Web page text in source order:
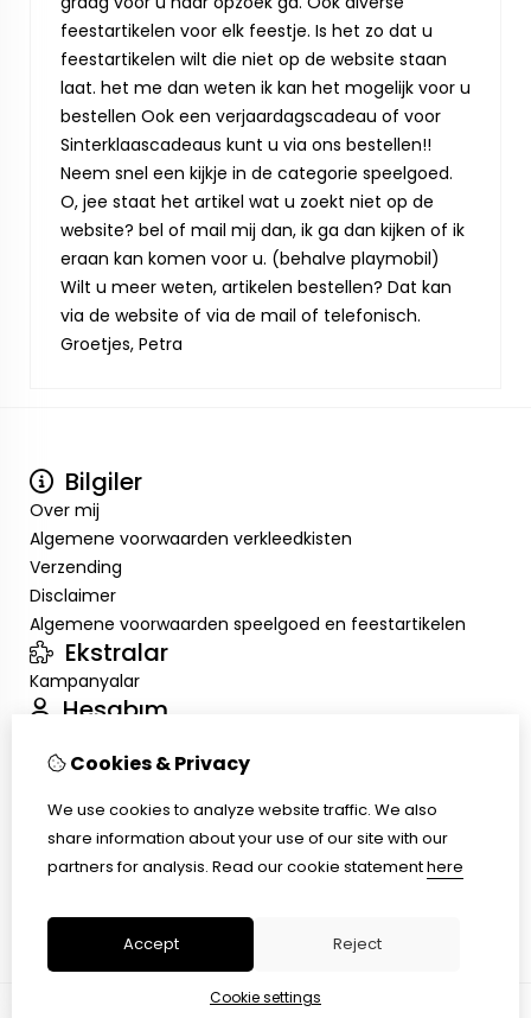
feestartikelen voor elk feestje. Is het zo dat u
feestartikelen wilt die niet op de website staan
laat. het me dan weten ik kan het mogelijk voor u
bestellen Ook een verjaardagscadeau of voor
Sinterklaascadeaus kunt u via ons bestellen!!
Neem snel een kijkje in de categorie speelgoed.
O, jee staat het artikel wat u zoekt niet op de
website? bel of mail mij dan, ik ga dan kijken of ik
eraan kan komen voor u. (behalve playmobil)
Wilt u meer weten, artikelen bestellen? Dat kan
via de website of via de mail of telefonisch.
Groetjes, Petra
Bilgiler
Over mij
Algemene voorwaarden verkleedkisten
Verzending
Disclaimer
Algemene voorwaarden speelgoed en feestartikelen
Ekstralar
Kampanyalar
Hesabım
Sipariş Geçmişim
Müşteri Servisi
Ürün İadesi
Cookies & Privacy
We use cookies to analyze website traffic. We also
share information about your use of our site with our
partners for analysis. Read our cookie statementhere
Accept Reject
Cookie settings